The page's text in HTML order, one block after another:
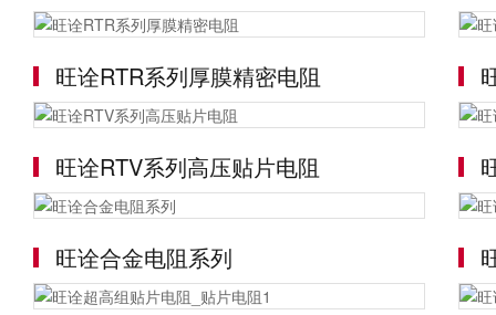
旺诠RTR系列厚膜精密电阻
旺诠RTV系列高压贴片电阻
旺诠合金电阻系列